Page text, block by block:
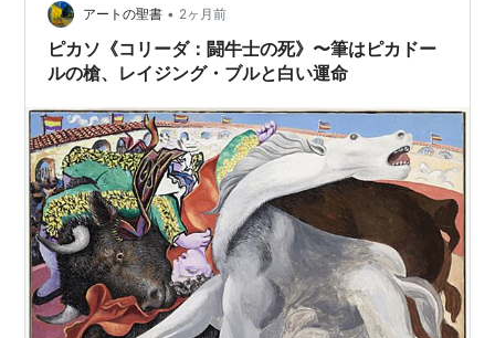
アートの聖書 • 2ヶ月前
ピカソ《コリーダ：闘牛士の死》〜筆はピカドー
ルの槍、レイジング・ブルと白い運命